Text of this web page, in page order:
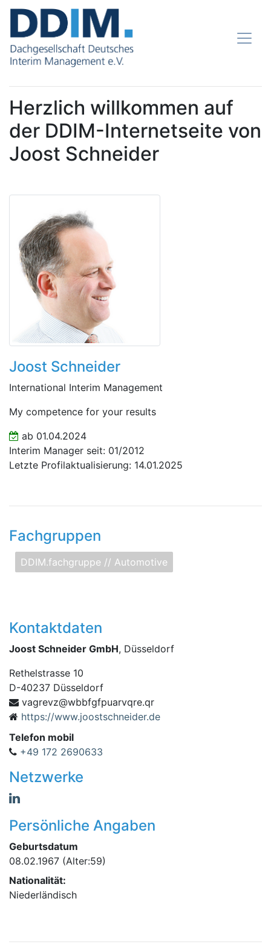
Herzlich willkommen auf
der DDIM-Internetseite von
Joost Schneider
Joost Schneider
International Interim Management
My competence for your results
ab 01.04.2024
Interim Manager seit: 01/2012
Letzte Profilaktualisierung: 14.01.2025
Fachgruppen
DDIM.fachgruppe // Automotive
Kontaktdaten
Joost Schneider GmbH, Düsseldorf
Rethelstrasse 10
D-40237 Düsseldorf
rq.erqvraupfgf
bbw@zvergav
https://www.joostschneider.de
Telefon mobil
+49 172 2690633
Netzwerke
Persönliche Angaben
Geburtsdatum
08.02.1967 (Alter:59)
Nationalität:
Niederländisch